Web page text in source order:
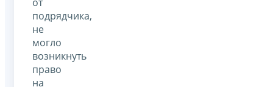
подрядчика,
не
могло
возникнуть
право
на